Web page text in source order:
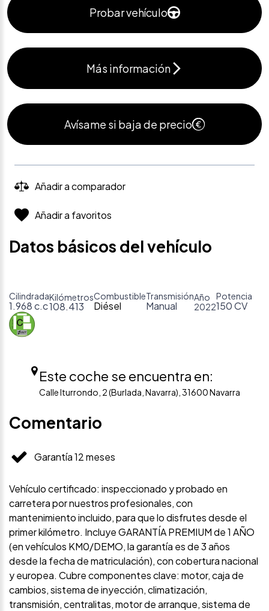
Probar vehículo
Más información
Avísame si baja de precio
Añadir a comparador
Añadir a favoritos
Datos básicos del vehículo
Cilindrada
1.968 c.c
Kilómetros
108.413
Combustible
Diésel
Transmisión
Manual
Año
2022
Potencia
150 CV
Este coche se encuentra en:
Calle Iturrondo, 2 (Burlada, Navarra), 31600 Navarra
Comentario
Garantía 12 meses
Vehículo certificado: inspeccionado y probado en
carretera por nuestros profesionales, con
mantenimiento incluido, para que lo disfrutes desde el
primer kilómetro. Incluye GARANTÍA PREMIUM de 1 AÑO
(en vehículos KM0/DEMO, la garantía es de 3 años
desde la fecha de matriculación), con cobertura nacional
y europea. Cubre componentes clave: motor, caja de
cambios, sistema de inyección, climatización,
transmisión, centralitas, motor de arranque, sistema de